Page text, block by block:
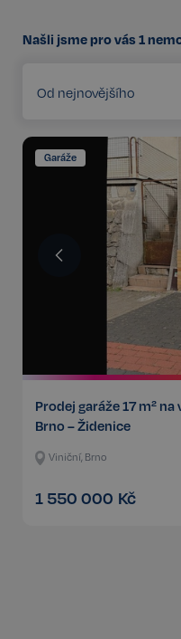
Našli jsme pro vás 1
Od nejnovějšího
Garáže
Prodej garáže 17 m²
Brno – Židenice
Viniční, Brno
1 550 000 Kč